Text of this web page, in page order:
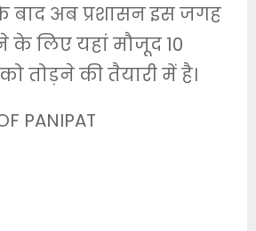
बाद अब प्रशासन इस जगह
लिए यहां मौजूद 10
तोड़ने की तैयारी में है।
PANIPAT